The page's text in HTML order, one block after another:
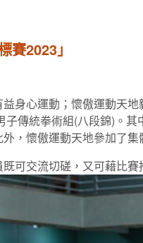
賽2023」
身心運動；懷傲運動天
傳統拳術組(八段錦)。
，懷傲運動天地參加了
可交流切磋，又可藉比